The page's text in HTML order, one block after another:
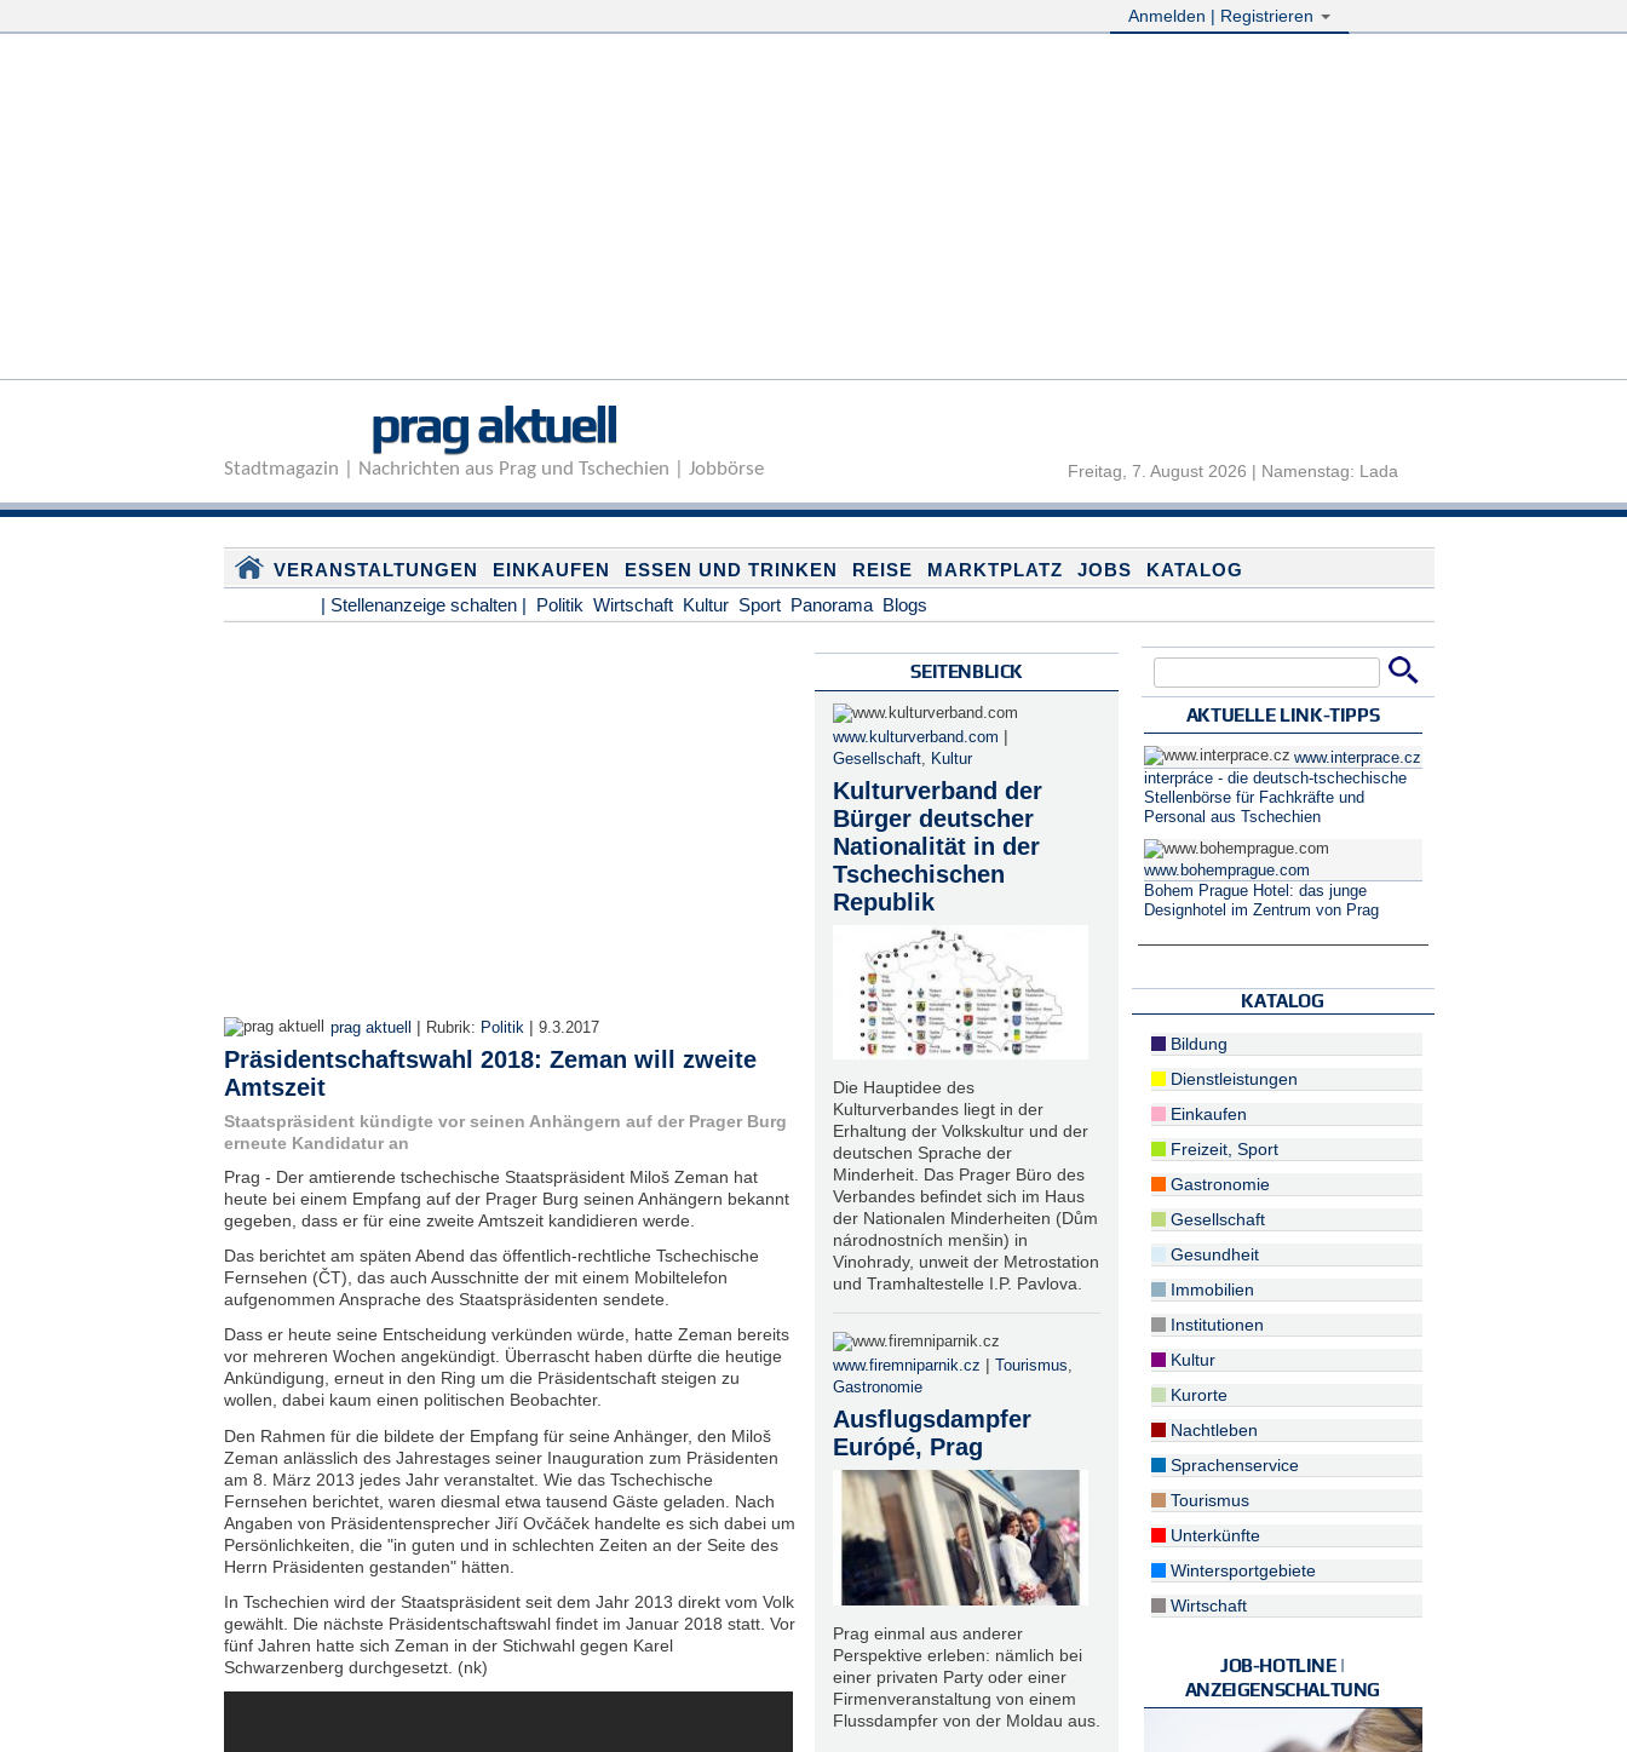
Anmelden | Registrieren
prag aktuell
Stadtmagazin | Nachrichten aus Prag und Tschechien | Jobbörse Freitag, 7. August 2026 | Namenstag: Lada
VERANSTALTUNGEN EINKAUFEN ESSEN UND TRINKEN REISE MARKTPLATZ JOBS
KATALOG
| Stellenanzeige schalten | Politik Wirtschaft Kultur Sport Panorama Blogs
prag aktuell | Rubrik: Politik | 9.3.2017
Präsidentschaftswahl 2018: Zeman will zweite
Amtszeit
Staatspräsident kündigte vor seinen Anhängern auf der Prager Burg
erneute Kandidatur an
Prag - Der amtierende tschechische Staatspräsident Miloš Zeman hat
heute bei einem Empfang auf der Prager Burg seinen Anhängern bekannt
gegeben, dass er für eine zweite Amtszeit kandidieren werde.
Das berichtet am späten Abend das öffentlich-rechtliche Tschechische
Fernsehen (ČT), das auch Ausschnitte der mit einem Mobiltelefon
aufgenommen Ansprache des Staatspräsidenten sendete.
Dass er heute seine Entscheidung verkünden würde, hatte Zeman bereits
vor mehreren Wochen angekündigt. Überrascht haben dürfte die heutige
Ankündigung, erneut in den Ring um die Präsidentschaft steigen zu
wollen, dabei kaum einen politischen Beobachter.
Den Rahmen für die bildete der Empfang für seine Anhänger, den Miloš
Zeman anlässlich des Jahrestages seiner Inauguration zum Präsidenten
am 8. März 2013 jedes Jahr veranstaltet. Wie das Tschechische
Fernsehen berichtet, waren diesmal etwa tausend Gäste geladen. Nach
Angaben von Präsidentensprecher Jiří Ovčáček handelte es sich dabei um
Persönlichkeiten, die "in guten und in schlechten Zeiten an der Seite des
Herrn Präsidenten gestanden" hätten.
In Tschechien wird der Staatspräsident seit dem Jahr 2013 direkt vom Volk
gewählt. Die nächste Präsidentschaftswahl findet im Januar 2018 statt. Vor
fünf Jahren hatte sich Zeman in der Stichwahl gegen Karel
Schwarzenberg durchgesetzt. (nk)
SEITENBLICK
www.kulturverband.com |
Gesellschaft, Kultur
Kulturverband der
Bürger deutscher
Nationalität in der
Tschechischen
Republik
Die Hauptidee des
Kulturverbandes liegt in der
Erhaltung der Volkskultur und der
deutschen Sprache der
Minderheit. Das Prager Büro des
Verbandes befindet sich im Haus
der Nationalen Minderheiten (Dům
národnostních menšin) in
Vinohrady, unweit der Metrostation
und Tramhaltestelle I.P. Pavlova.
www.firemniparnik.cz | Tourismus,
Gastronomie
Ausflugsdampfer
Európé, Prag
Prag einmal aus anderer
Perspektive erleben: nämlich bei
einer privaten Party oder einer
Firmenveranstaltung von einem
Flussdampfer von der Moldau aus.
AKTUELLE LINK-TIPPS
www.interprace.cz
interpráce - die deutsch-tschechische
Stellenbörse für Fachkräfte und
Personal aus Tschechien
www.bohemprague.com
Bohem Prague Hotel: das junge
Designhotel im Zentrum von Prag
KATALOG
Bildung
Dienstleistungen
Einkaufen
Freizeit, Sport
Gastronomie
Gesellschaft
Gesundheit
Immobilien
Institutionen
Kultur
Kurorte
Nachtleben
Sprachenservice
Tourismus
Unterkünfte
Wintersportgebiete
Wirtschaft
JOB-HOTLINE |
ANZEIGENSCHALTUNG